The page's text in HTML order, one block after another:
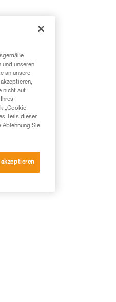
und unseren
an unsere
nicht auf
„Cookie-
Teils dieser
Ablehnung Sie